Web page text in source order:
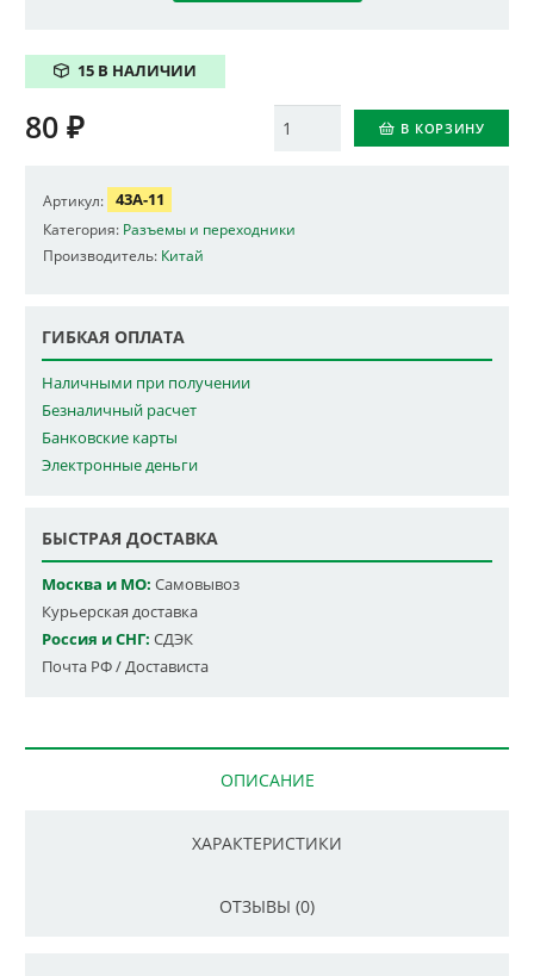
15 В НАЛИЧИИ
Количество В КОРЗИНУ
80 ₽
Артикул: 43A-11
Категория: Разъемы и переходники
Производитель: Китай
ГИБКАЯ ОПЛАТА
Наличными при получении
Безналичный расчет
Банковские карты
Электронные деньги
БЫСТРАЯ ДОСТАВКА
Москва и МО: Самовывоз
Курьерская доставка
Россия и СНГ: СДЭК
Почта РФ / Достависта
ОПИСАНИЕ
ХАРАКТЕРИСТИКИ
ОТЗЫВЫ (0)